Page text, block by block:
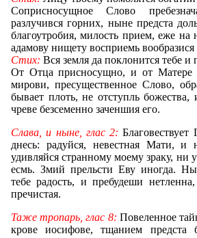
Соприсносущное Слово
разлучився горних, ныне предста
благоутробия, милость прием, еже на
адамову нищету восприемь
Стих: Вся земля да поклонится тебе и
От Отца присносущно, и от Матере
мирови, пресущественное Слово,
бывает плоть, не отступль
чреве безсеменно заченшия его.
Слава, и ныне, глас 2: Благовествует
днесь: радуйся, невестная Мати, и
удивляйся странному моему зраку, ни
есмь. Змий прельсти Еву иногда.
тебе радость, и пребудеши
пречистая.
Таже тропарь, глас 8: Повеленное
крове иосифове, тщанием предста